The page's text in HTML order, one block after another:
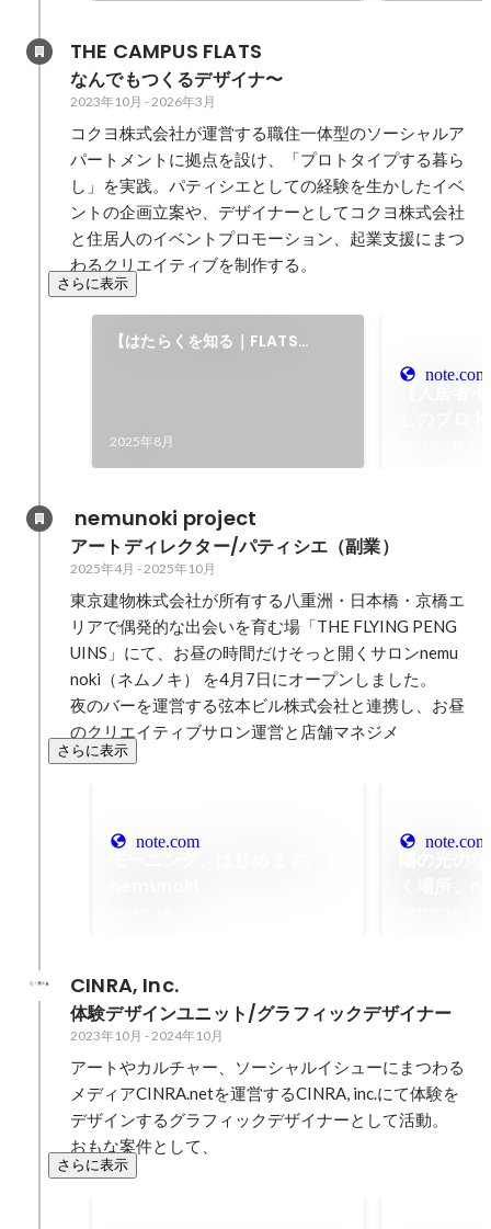
THE CAMPUS FLATS
なんでもつくるデザイナ〜
2023年10月 - 2026年3月
コクヨ株式会社が運営する職住一体型のソーシャルア
パートメントに拠点を設け、「プロトタイプする暮ら
し」を実践。パティシエとしての経験を生かしたイベ
ントの企画立案や、デザイナーとしてコクヨ株式会社
と住居人のイベントプロモーション、起業支援にまつ
わるクリエイティブを制作する。
さらに表示
【はたらくを知る｜FLATS
2025年8月
note.com
nemunoki project
アートディレクター/パティシエ（副業）
2025年4月 - 2025年10月
東京建物株式会社が所有する八重洲・日本橋・京橋エ
リアで偶発的な出会いを育む場「THE FLYING PENG
UINS」にて、お昼の時間だけそっと開くサロンnemu
noki（ネムノキ） を4月7日にオープンしました。
夜のバーを運営する弦本ビル株式会社と連携し、お昼
のクリエイティブサロン運営と店舗マネジメ
さらに表示
note.com note.com
CINRA, Inc.
体験デザインユニット/グラフィックデザイナー
2023年10月 - 2024年10月
アートやカルチャー、ソーシャルイシューにまつわる
メディアCINRA.netを運営するCINRA, inc.にて体験を
デザインするグラフィックデザイナーとして活動。
おもな案件として、
さらに表示